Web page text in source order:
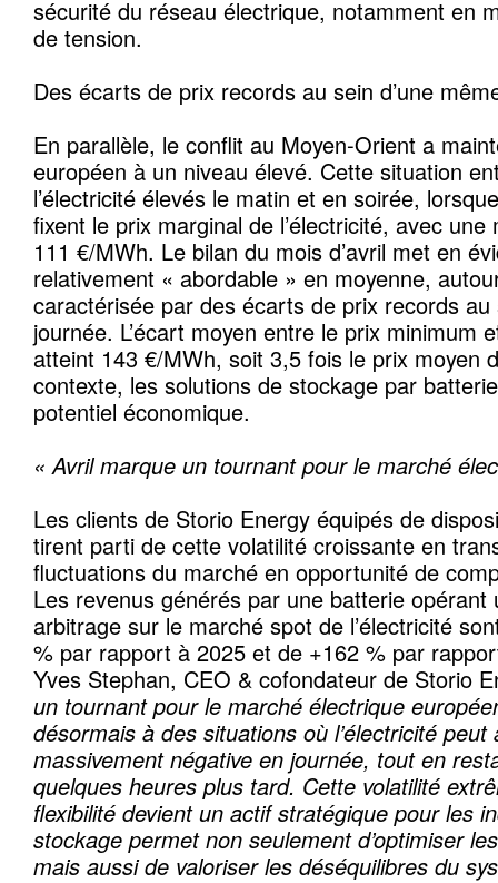
sécurité du réseau électrique, notamment en
de tension.
Des écarts de prix records au sein d’une
En parallèle, le conflit au Moyen-Orient a
européen à un niveau élevé. Cette situation
l’électricité élevés le matin et en soirée,
fixent le prix marginal de l’électricité, avec
111 €/MWh. Le bilan du mois d’avril met en
relativement « abordable » en moyenne,
caractérisée par des écarts de prix records au
journée. L’écart moyen entre le prix minimum
atteint 143 €/MWh, soit 3,5 fois le prix moyen
contexte, les solutions de stockage par
potentiel économique.
« Avril marque un tournant pour le marché
Les clients de Storio Energy équipés de
tirent parti de cette volatilité croissante en
fluctuations du marché en opportunité de
Les revenus générés par une batterie opérant
arbitrage sur le marché spot de l’électricité
% par rapport à 2025 et de +162 % par
Yves Stephan, CEO & cofondateur de Storio
un tournant pour le marché électrique
désormais à des situations où l’électricité peut
massivement négative en journée, tout en
quelques heures plus tard. Cette volatilité
flexibilité devient un actif stratégique pour les
stockage permet non seulement d’optimiser
mais aussi de valoriser les déséquilibres du